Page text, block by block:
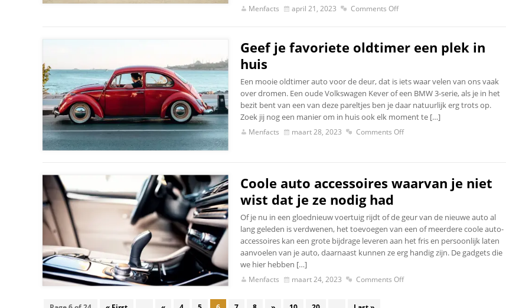
Menfacts april 21, 2023 Comments Off
Geef je favoriete oldtimer een plek in
huis
Een mooie oldtimer auto voor de deur, dat is iets waar velen van ons vaak
over dromen. Een oude Volkswagen Kever of een BMW 3-serie, als je in het
bezit bent van een van deze pareltjes ben je daar natuurlijk erg trots op.
Zoek jij nog een manier om in huis ook elk moment te […]
Menfacts maart 28, 2023 Comments Off
Coole auto accessoires waarvan je niet
wist dat je ze nodig had
Of je nu in een gloednieuw voertuig rijdt of de geur van de nieuwe auto al
lang geleden is verdwenen, het toevoegen van een of meerdere coole auto-
accessoires kan een grote bijdrage leveren aan het fris en persoonlijk laten
aanvoelen van je auto, daarnaast kunnen ze erg handig zijn. De gadgets die
we hier hebben […]
Menfacts maart 24, 2023 Comments Off